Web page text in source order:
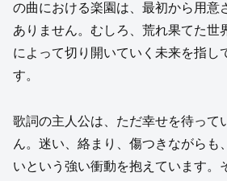
の曲における楽園は、最初から用意
ありません。むしろ、荒れ果てた世
によって切り開いていく未来を指し
す。
歌詞の主人公は、ただ幸せを待って
ん。迷い、絡まり、傷つきながらも
いという強い衝動を抱えています。